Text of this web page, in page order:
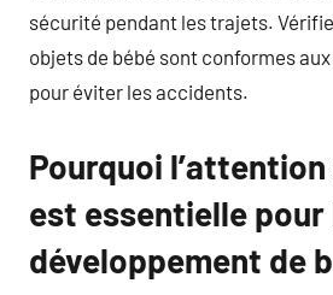
sécurité pendant les trajets.
objets de bébé sont conformes
pour éviter les accidents.
Pourquoi
est essentielle pour
développement de